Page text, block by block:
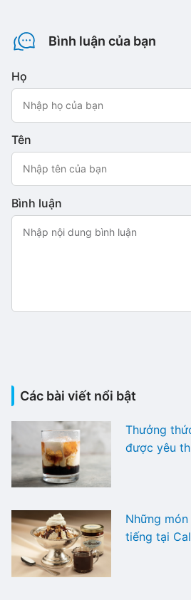
Bình luận của bạn
Họ
Tên
Bình luận
Các bài viết nổi bật
Thưởng
được yêu
Những
tiếng tại